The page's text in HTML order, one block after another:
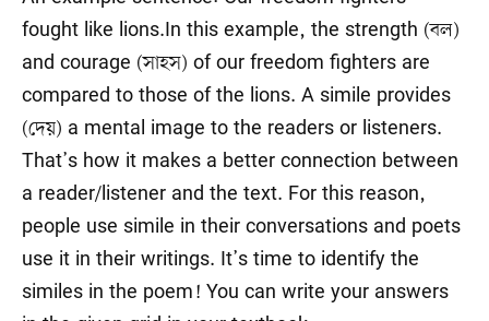
fought like lions.In this example, the strength (বল)
and courage (সাহস) of our freedom fighters are
compared to those of the lions. A simile provides
(দেয়) a mental image to the readers or listeners.
That’s how it makes a better connection between
a reader/listener and the text. For this reason,
people use simile in their conversations and poets
use it in their writings. It’s time to identify the
similes in the poem! You can write your answers